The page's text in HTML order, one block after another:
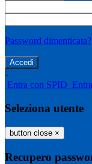
Password dimenticata?
-
Entra con SPID
Seleziona utente
button close ×
Recupero